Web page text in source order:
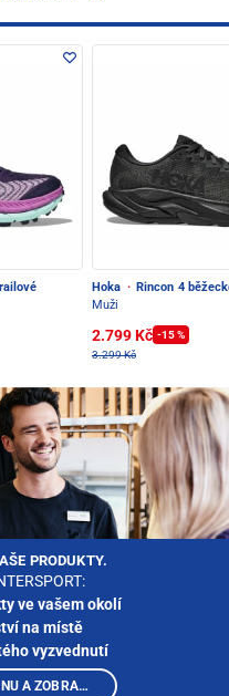
Hoka · Rincon 4
Muži
2.799 Kč -15 %
3.299 Kč
PRODUKTY.
ve vašem okolí
na místě
vyzvednutí
VYBRAT PRODEJNU A ZOBRAZIT PRODUKTY